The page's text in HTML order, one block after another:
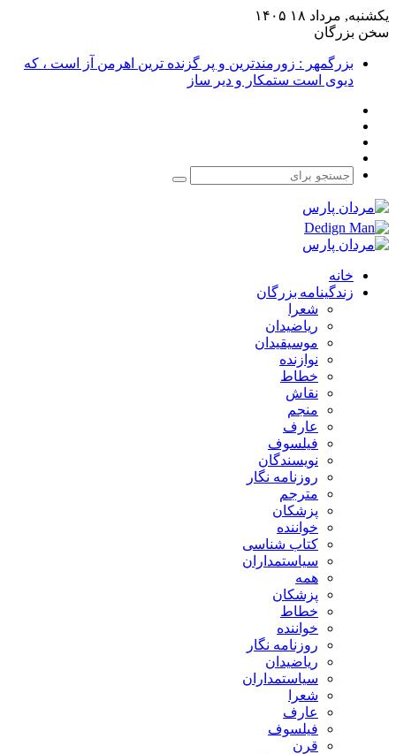
یکشنبه, مرداد ۱۸ ۱۴۰۵
سخن بزرگان
بزرگمهر : زورمندترین و پر گزنده ترین اهرمن آز است ، که
دیوی است ستمکار و دیر ساز
جستجو
خانه
زندگینامه بزرگان
شعرا
ریاضیدان
موسیقیدان
نوازنده
خطاط
نقاش
منجم
عارف
فیلسوف
نویسندگان
روزنامه نگار
مترجم
پزشکان
خواننده
کتاب شناسی
سیاستمداران
همه
پزشکان
خطاط
خواننده
روزنامه نگار
ریاضیدان
سیاستمداران
شعرا
عارف
فیلسوف
قرن